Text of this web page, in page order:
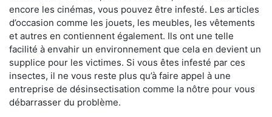
encore les cinémas, vous pouvez être infesté. Les articles
d’occasion comme les jouets, les meubles, les vêtements
et autres en contiennent également. Ils ont une telle
facilité à envahir un environnement que cela en devient un
supplice pour les victimes. Si vous êtes infesté par ces
insectes, il ne vous reste plus qu’à faire appel à une
entreprise de désinsectisation comme la nôtre pour vous
débarrasser du problème.